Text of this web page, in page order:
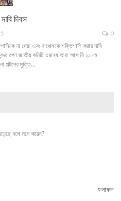
দিবস
0
না দেয়া এবং বাপেক্সকে শক্তিশালি করার দাবি
রক্ষা জাতীয় কমিটি এজন্য তারা আগামী ২১ মে
পল্টনের মুক্তি…
বলে মনে করেন?
ফলাফল